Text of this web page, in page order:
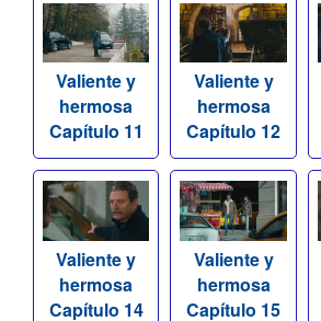
Valiente y
hermosa
Capítulo 11
Valiente y
hermosa
Capítulo 12
Valiente y
hermosa
Capítulo 14
Valiente y
hermosa
Capítulo 15